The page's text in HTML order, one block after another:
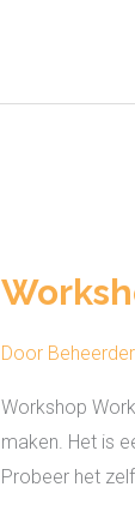
Door
Workshop
maken. Het is
Probeer het